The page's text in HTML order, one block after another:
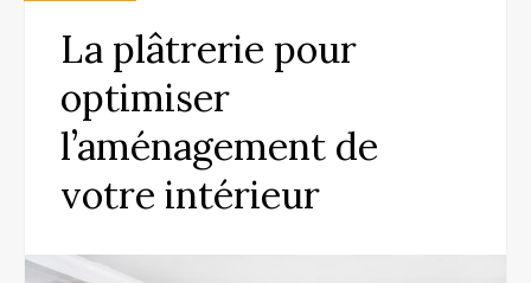
La plâtrerie pour
optimiser
l’aménagement de
votre intérieur